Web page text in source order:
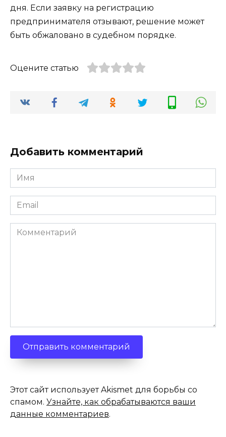
дня. Если заявку на регистрацию
предпринимателя отзывают, решение может
быть обжаловано в судебном порядке.
Оцените статью
Добавить комментарий
Имя
*
Email
*
Комментарий
Этот сайт использует Akismet для борьбы со
спамом. Узнайте, как обрабатываются ваши
данные комментариев.